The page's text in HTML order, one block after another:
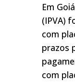
Em
(IPVA)
com
prazos
com